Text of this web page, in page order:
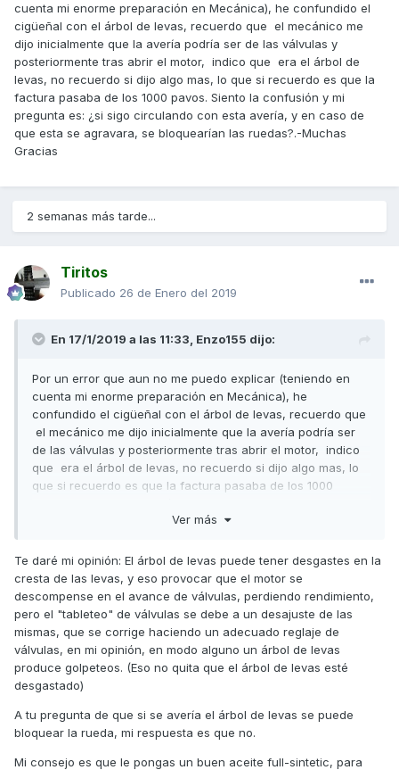
cuenta mi enorme preparación en Mecánica), he confundido el
cigüeñal con el árbol de levas, recuerdo que el mecánico me
dijo inicialmente que la avería podría ser de las válvulas y
posteriormente tras abrir el motor, indico que era el árbol de
levas, no recuerdo si dijo algo mas, lo que si recuerdo es que la
factura pasaba de los 1000 pavos. Siento la confusión y mi
pregunta es: ¿si sigo circulando con esta avería, y en caso de
que esta se agravara, se bloquearían las ruedas?.-Muchas
Gracias
2 semanas más tarde...
Tiritos
Publicado 26 de Enero del 2019
En 17/1/2019 a las 11:33, Enzo155 dijo:
Por un error que aun no me puedo explicar (teniendo en
cuenta mi enorme preparación en Mecánica), he
confundido el cigüeñal con el árbol de levas, recuerdo que
el mecánico me dijo inicialmente que la avería podría ser
de las válvulas y posteriormente tras abrir el motor, indico
que era el árbol de levas, no recuerdo si dijo algo mas, lo
que si recuerdo es que la factura pasaba de los 1000
circulando con esta avería, y en caso de que esta se
Ver más
Te daré mi opinión: El árbol de levas puede tener desgastes en la
cresta de las levas, y eso provocar que el motor se
descompense en el avance de válvulas, perdiendo rendimiento,
pero el "tableteo" de válvulas se debe a un desajuste de las
mismas, que se corrige haciendo un adecuado reglaje de
válvulas, en mi opinión, en modo alguno un árbol de levas
produce golpeteos. (Eso no quita que el árbol de levas esté
desgastado)
A tu pregunta de que si se avería el árbol de levas se puede
bloquear la rueda, mi respuesta es que no.
Mi consejo es que le pongas un buen aceite full-sintetic, para